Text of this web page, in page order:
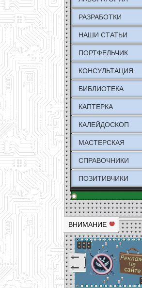
РАЗРАБОТКИ
НАШИ СТАТЬИ
ПОРТФЕЛЬЧИК
КОНСУЛЬТАЦИЯ
БИБЛИОТЕКА
КАПТЕРКА
КАЛЕЙДОСКОП
МАСТЕРСКАЯ
СПРАВОЧНИКИ
ПОЗИТИВЧИКИ
ВНИМАНИЕ